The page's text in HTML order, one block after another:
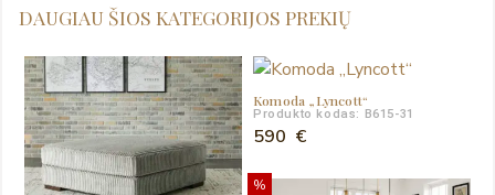
300 €.270 €.
DAUGIAU ŠIOS KATEGORIJOS PREKIŲ
Komoda „Lyncott“
Produkto kodas: B615-31
590 €
%